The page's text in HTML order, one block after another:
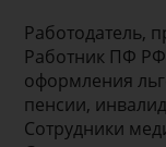
Работодатель,
Работник ПФ
оформления
пенсии,
Сотрудники